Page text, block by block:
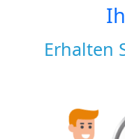
Erhalten